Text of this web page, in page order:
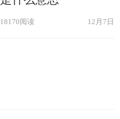
18170阅读 12月7日